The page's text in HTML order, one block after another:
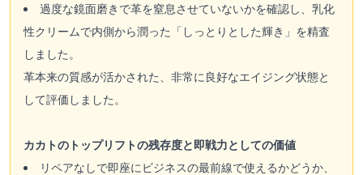
過度な鏡面磨きで革を窒息させていないかを確認し、乳化
性クリームで内側から潤った「しっとりとした輝き」を精査
しました。
革本来の質感が活かされた、非常に良好なエイジング状態と
して評価しました。
カカトのトップリフトの残存度と即戦力としての価値
リペアなしで即座にビジネスの最前線で使えるかどうか、